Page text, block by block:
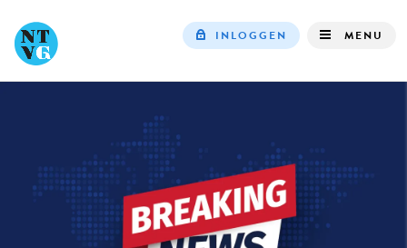
INLOGGEN MENU